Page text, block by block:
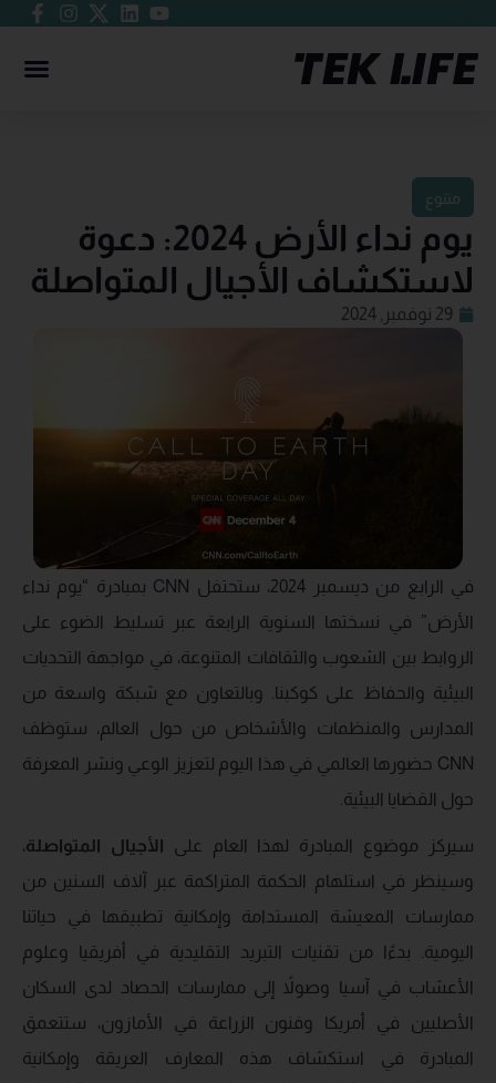
متنوع
يوم نداء الأرض 2024: دعوة
لاستكشاف الأجيال المتواصلة
29 نوفمبر, 2024
في الرابع من ديسمبر 2024، ستحتفل CNN بمبادرة “يوم نداء
الأرض” في نسختها السنوية الرابعة عبر تسليط الضوء على
الروابط بين الشعوب والثقافات المتنوعة، في مواجهة التحديات
البيئية والحفاظ على كوكبنا. وبالتعاون مع شبكة واسعة من
المدارس والمنظمات والأشخاص من حول العالم، ستوظف
CNN حضورها العالمي في هذا اليوم لتعزيز الوعي ونشر المعرفة
حول القضايا البيئية.
سيركز موضوع المبادرة لهذا العام على الأجيال المتواصلة،
وسينظر في استلهام الحكمة المتراكمة عبر آلاف السنين من
ممارسات المعيشة المستدامة وإمكانية تطبيقها في حياتنا
اليومية. بدءًا من تقنيات التبريد التقليدية في أفريقيا وعلوم
الأعشاب في آسيا وصولاً إلى ممارسات الحصاد لدى السكان
الأصليين في أمريكا وفنون الزراعة في الأمازون، ستتعمق
المبادرة في استكشاف هذه المعارف العريقة وإمكانية